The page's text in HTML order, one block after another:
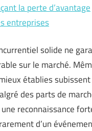
la perte d’avantage
entreprises
solide ne
sur le marché.
établies
des parts de
reconnaissance
d’un